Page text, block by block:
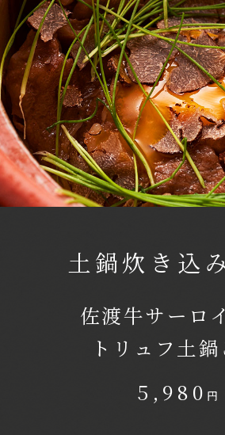
土鍋炊き込
佐渡牛サーロ
トリュフ土
5,980 円